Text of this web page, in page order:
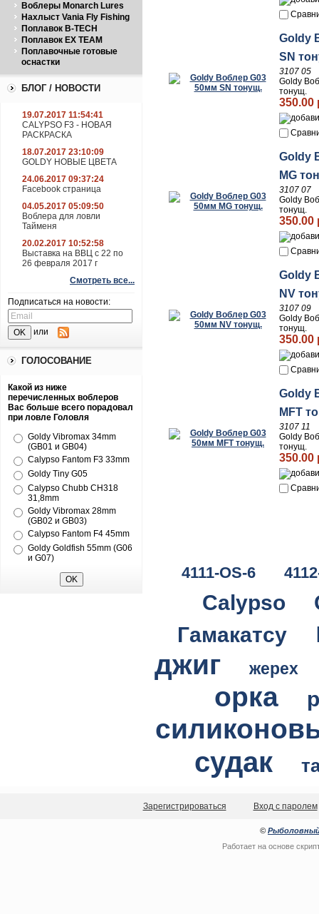
Воблеры Monarch Lures
Нахлыст Vania Fly Fishing
Поплавок B-TECH
Поплавок EX TEAM
Поплавочные готовые
оснастки
БЛОГ / НОВОСТИ
19.07.2017 11:54:41
CALYPSO F3 - НОВАЯ
РАСКРАСКА
18.07.2017 23:10:09
GOLDY НОВЫЕ ЦВЕТА
24.06.2017 09:37:24
Facebook страница
04.05.2017 05:09:50
Воблера для ловли
Тайменя
20.02.2017 10:52:58
Выставка на ВВЦ с 22 по
26 февраля 2017 г
Смотреть все...
Подписаться на новости:
или
ГОЛОСОВАНИЕ
Какой из ниже
перечисленных воблеров
Вас больше всего порадовал
при ловле Головля
Goldy Vibromax 34mm
(GB01 и GB04)
Calypso Fantom F3 33mm
Goldy Tiny G05
Calypso Chubb CH318
31,8mm
Goldy Vibromax 28mm
(GB02 и GB03)
Calypso Fantom F4 45mm
Goldy Goldfish 55mm (G06
и G07)
Goldy
SN
3107 05
Goldy
тонущ.
350.00
Goldy
MG
3107 07
Goldy
тонущ.
350.00
Goldy
NV
3107 09
Goldy
тонущ.
350.00
Goldy
MFT
3107 11
Goldy
тонущ.
350.00
4111-OS-6
Calypso
Гамакатсу
джиг
жерех
орка
судак
Зарегистрироваться Вход с паролем
© Рыболовный
Работает на основе